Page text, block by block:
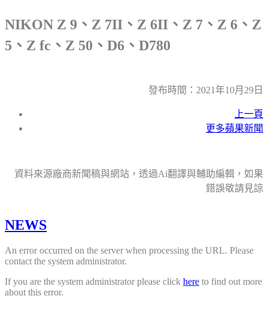
NIKON Z 9、Z 7II、Z 6II、Z 7、Z 6、Z
5、Z fc、Z 50、D6、D780
發布時間：2021年10月29日
上一頁
更多蘋果新聞
資料來源廠商新聞稿與網站，透過Ai翻譯與輔助編輯，如果
錯誤敬請見諒
NEWS
An error occurred on the server when processing the URL. Please
contact the system administrator.
If you are the system administrator please click here to find out more
about this error.